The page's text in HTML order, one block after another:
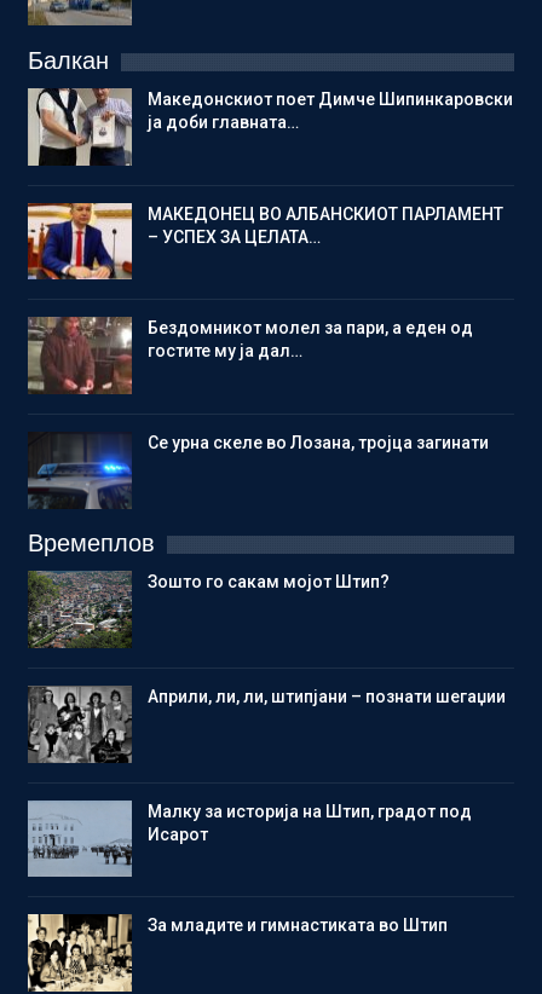
Балкан
Македонскиот поет Димче Шипинкаровски
ја доби главната…
МАКЕДОНЕЦ ВО АЛБАНСКИОТ ПАРЛАМЕНТ
– УСПЕХ ЗА ЦЕЛАТА…
Бездомникот молел за пари, а еден од
гостите му ја дал…
Се урна скеле во Лозана, тројца загинати
Времеплов
Зошто го сакам мојот Штип?
Aприли, ли, ли, штипјани – познати шегаџии
Малку за историја на Штип, градот под
Исарот
Зa младите и гимнастиката во Штип